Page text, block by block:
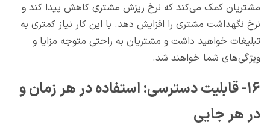
مشتریان کمک می‌کند که نرخ ریزش مشتری کاهش پیدا کند و
نرخ نگهداشت مشتری را افزایش دهد. با این کار نیاز کمتری به
تبلیغات خواهید داشت و مشتریان به راحتی متوجه مزایا و
ویژگی‌های شما خواهند شد.
۱۶- قابلیت دسترسی: استفاده در هر زمان و
در هر جایی